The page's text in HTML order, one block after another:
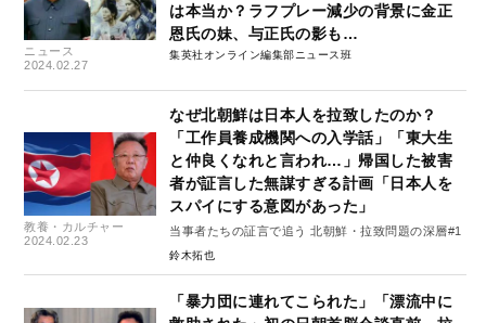
ニュース
2024.02.27
は本当か？ラフプレー減少の背景に金正
恩氏の妹、与正氏の影も…
集英社オンライン編集部ニュース班
教養・カルチャー
2024.02.23
なぜ北朝鮮は日本人を拉致したのか？
「工作員養成機関への入学話」「東大生
と仲良くなれと言われ…」帰国した被害
者が証言した無謀すぎる計画「日本人を
スパイにする意図があった」
当事者たちの証言で追う 北朝鮮・拉致問題の深層#1
鈴木拓也
「暴力団に連れてこられた」「漂流中に